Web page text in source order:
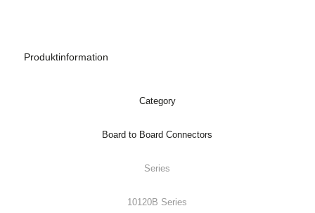
Produktinformation
Category
Board to Board Connectors
Series
10120B Series